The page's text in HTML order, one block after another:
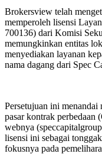
Brokersview telah
memperoleh lisensi
700136) dari Komisi
memungkinkan entitas
menyediakan layanan
nama dagang dari Spec
Persetujuan ini menandai
pasar kontrak perbedaan
webnya
lisensi ini sebagai
fokusnya pada